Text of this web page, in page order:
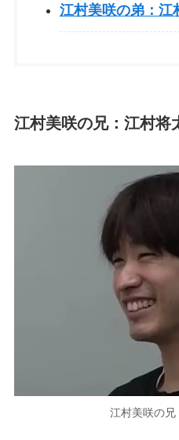
江村美咲の弟：江
江村美咲の兄：江村将
江村美咲の兄